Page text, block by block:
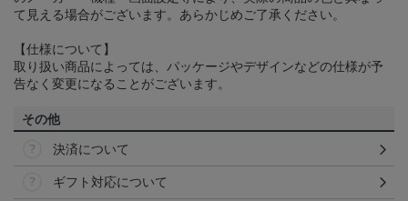
て見える場合がございます。あらかじめご了承ください。
【仕様について】
取り扱い商品によっては、パッケージやデザインなどの仕様が予
告なく変更になることがございます。
その他
決済について
ギフト対応について